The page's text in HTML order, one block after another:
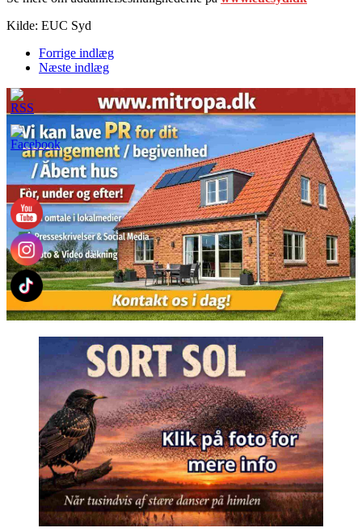
Kilde: EUC Syd
Forrige indlæg
Næste indlæg